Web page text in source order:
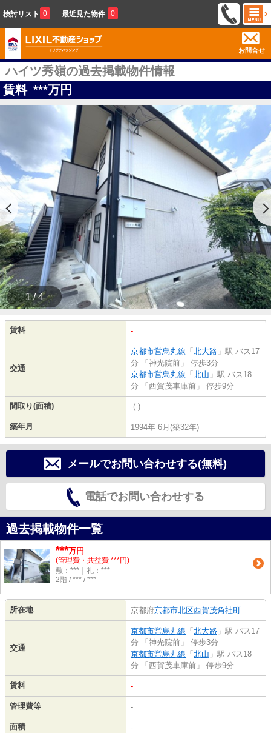
検討リスト 0 最近見た物件 0
お問合せ
ハイツ秀嶺の過去掲載物件情報
賃料 ***万円
1 / 4
賃料 -
交通
京都市営烏丸線 「 北大路 」駅 バス17
分 「神光院前」 停歩3分
京都市営烏丸線 「 北山 」駅 バス18
分 「西賀茂車庫前」 停歩9分
間取り(面積) -(-)
築年月 1994年 6月(築32年)
メールでお問い合わせする(無料)
電話でお問い合わせする
過去掲載物件一覧
***万円
(管理費・共益費 ***円)
敷：***｜礼：***
2階 / *** / ***
所在地 京都府京都市北区西賀茂角社町
交通
京都市営烏丸線 「 北大路 」駅 バス17
分 「神光院前」 停歩3分
京都市営烏丸線 「 北山 」駅 バス18
分 「西賀茂車庫前」 停歩9分
賃料 -
管理費等 -
面積 -